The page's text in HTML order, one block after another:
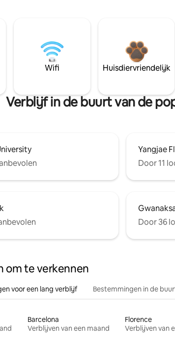
Wifi Huisdiervriendelijk
Verblijf in de buurt van de
Yangjae
Door 11
Door 36
om te verkennen
voor een lang verblijf Bestemmingen in de
Barcelona
Verblijven van een maand
Florence
Verblijven van